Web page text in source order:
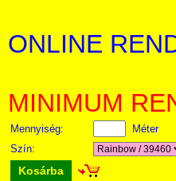
ONLINE
MINIMUM
Mennyiség:
Méter
Szín:
Kosárba